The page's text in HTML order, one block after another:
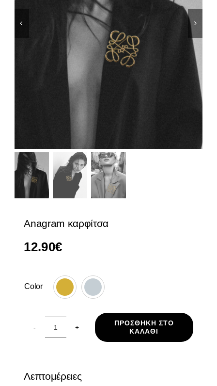
Anagram καρφίτσα
12.90€
Color
Anagram
ΠΡΟΣΘΉΚΗ ΣΤΟ
ΚΑΛΆΘΙ
Λεπτομέρειες